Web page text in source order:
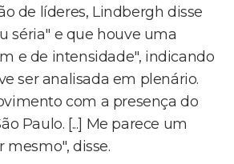
de líderes, Lindbergh disse
séria" e que houve uma
e de intensidade", indicando
ser analisada em plenário.
com a presença do
Paulo. [...] Me parece um
mesmo", disse.